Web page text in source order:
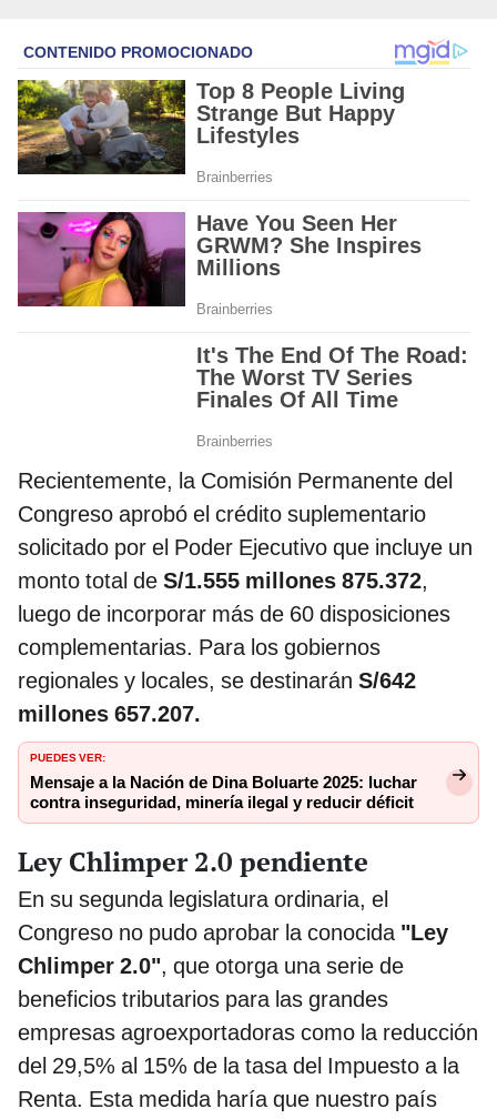
Recientemente, la Comisión Permanente del
Congreso aprobó el crédito suplementario
solicitado por el Poder Ejecutivo que incluye un
monto total de S/1.555 millones 875.372,
luego de incorporar más de 60 disposiciones
complementarias. Para los gobiernos
regionales y locales, se destinarán S/642
millones 657.207.
PUEDES VER:
Mensaje a la Nación de Dina Boluarte 2025: luchar
contra inseguridad, minería ilegal y reducir déficit
Ley Chlimper 2.0 pendiente
En su segunda legislatura ordinaria, el
Congreso no pudo aprobar la conocida "Ley
Chlimper 2.0", que otorga una serie de
beneficios tributarios para las grandes
empresas agroexportadoras como la reducción
del 29,5% al 15% de la tasa del Impuesto a la
Renta. Esta medida haría que nuestro país